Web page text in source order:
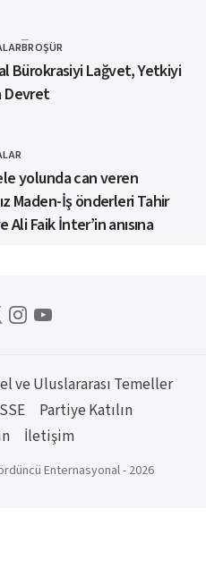
BROŞÜR
Bürokrasiyi Lağvet, Yetkiyi
Devret
yolunda can veren
Maden-İş önderleri Tahir
Ali Faik İnter’in anısına
ve Uluslararası Temeller
Partiye Katılın
İletişim
Enternasyonal - 2026